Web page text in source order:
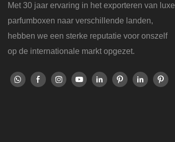
Met 30 jaar ervaring in het exporteren van luxe
parfumboxen naar verschillende landen,
hebben we een sterke reputatie voor onszelf
op de internationale markt opgezet.